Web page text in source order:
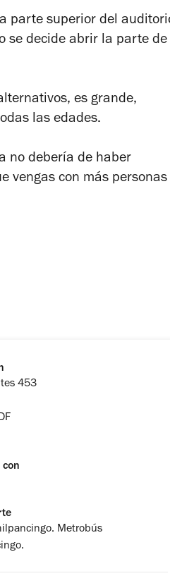
parte superior del
se decide abrir la parte de
es grande,
las edades.
no debería de haber
vengas con más personas
453
Metrobús